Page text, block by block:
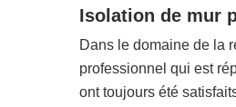
Isolation de mur
Dans le domaine de la
professionnel qui est
ont toujours été